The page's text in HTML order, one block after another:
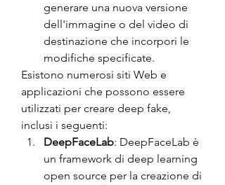
generare una nuova versione
dell'immagine o del video di
destinazione che incorpori le
modifiche specificate.
Esistono numerosi siti Web e
applicazioni che possono essere
utilizzati per creare deep fake,
inclusi i seguenti:
DeepFaceLab: DeepFaceLab è
un framework di deep learning
open source per la creazione di